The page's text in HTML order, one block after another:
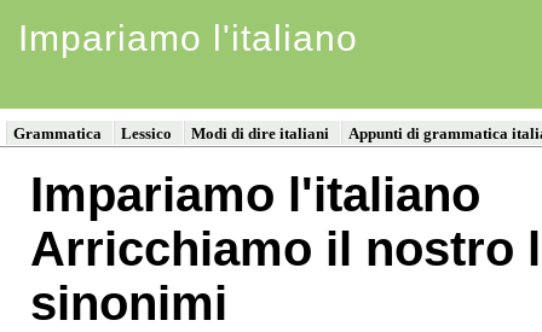
Impariamo l'italiano
Grammatica Lessico Modi di dire italiani Appunti di grammatica
Impariamo l'italiano
Arricchiamo il nostro
sinonimi